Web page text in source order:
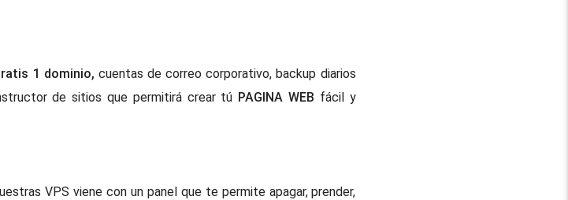
1 dominio, cuentas de correo corporativo, backup diarios
de sitios que permitirá crear tú PAGINA WEB fácil y
VPS viene con un panel que te permite apagar, prender,